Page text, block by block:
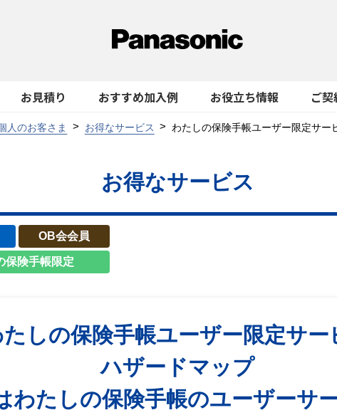
お見積り おすすめ加入例 お役立ち情報 ご
人のお客さま お得なサービス わたしの保険手帳ユーザー限定サー
お得なサービス
OB会会員
保険手帳限定
しの保険手帳ユーザー限定サー
ハザードマップ
わたしの保険手帳のユーザーサ